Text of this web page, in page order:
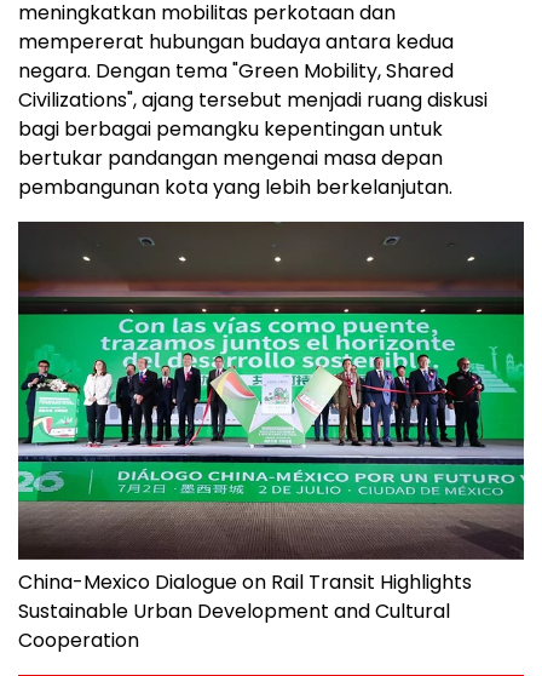
meningkatkan mobilitas perkotaan dan
mempererat hubungan budaya antara kedua
negara. Dengan tema "Green Mobility, Shared
Civilizations", ajang tersebut menjadi ruang diskusi
bagi berbagai pemangku kepentingan untuk
bertukar pandangan mengenai masa depan
pembangunan kota yang lebih berkelanjutan.
China-Mexico Dialogue on Rail Transit Highlights
Sustainable Urban Development and Cultural
Cooperation